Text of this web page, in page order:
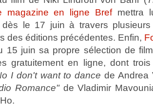
magazine en ligne Bref mettra
dès le 17 juin à travers
des éditions précédentes. Enfin,
15 juin sa propre sélection de
gratuitement en ligne, dont
I don't want to dance de Andrea
Romance"de Vladimir